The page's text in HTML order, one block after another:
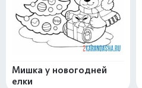
Мишка у новогодней
елки